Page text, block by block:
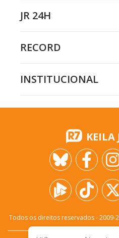
JR 24H
RECORD
INSTITUCIONAL
KEILA
Todos os direitos reservados - 2009-